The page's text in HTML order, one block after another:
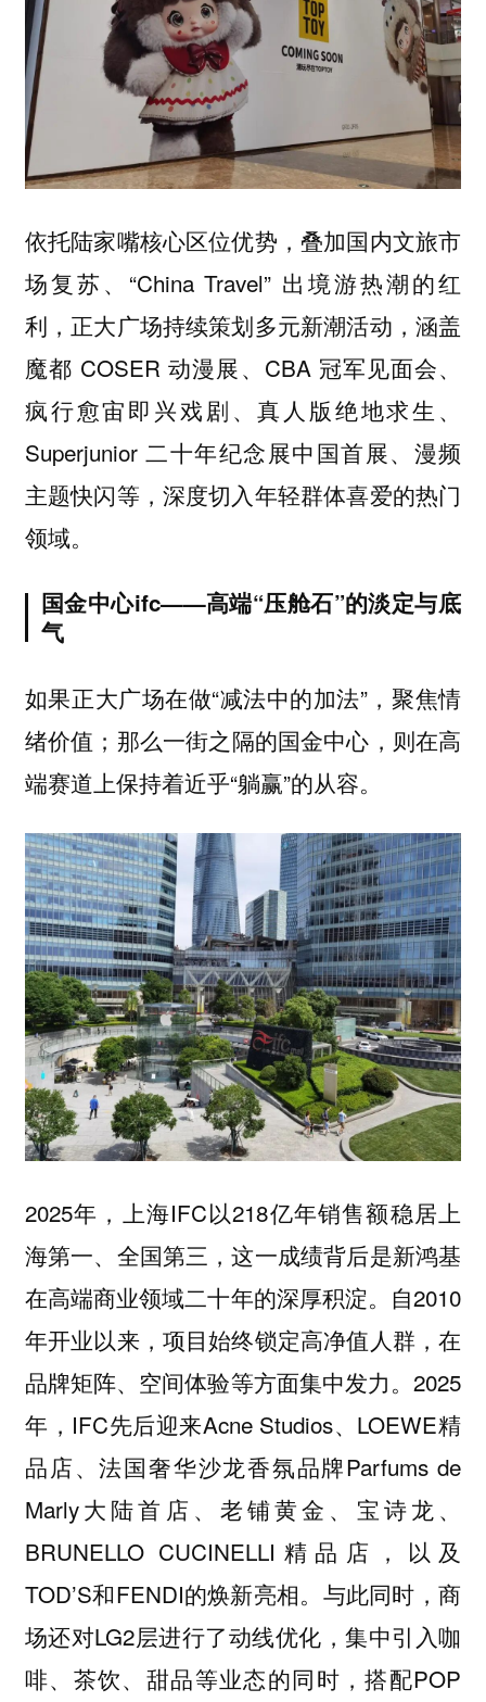
依托陆家嘴核心区位优势，叠加国内文旅市
场复苏、“China Travel” 出境游热潮的红
利，正大广场持续策划多元新潮活动，涵盖
魔都 COSER 动漫展、CBA 冠军见面会、
疯行愈宙即兴戏剧、真人版绝地求生、
Superjunior 二十年纪念展中国首展、漫频
主题快闪等，深度切入年轻群体喜爱的热门
领域。
国金中心ifc——高端“压舱石”的淡定与底
气
如果正大广场在做“减法中的加法”，聚焦情
绪价值；那么一街之隔的国金中心，则在高
端赛道上保持着近乎“躺赢”的从容。
2025年，上海IFC以218亿年销售额稳居上
海第一、全国第三，这一成绩背后是新鸿基
在高端商业领域二十年的深厚积淀。自2010
年开业以来，项目始终锁定高净值人群，在
品牌矩阵、空间体验等方面集中发力。2025
年，IFC先后迎来Acne Studios、LOEWE精
品店、法国奢华沙龙香氛品牌Parfums de
Marly大陆首店、老铺黄金、宝诗龙、
BRUNELLO CUCINELLI精品店，以及
TOD’S和FENDI的焕新亮相。与此同时，商
场还对LG2层进行了动线优化，集中引入咖
啡、茶饮、甜品等业态的同时，搭配POP